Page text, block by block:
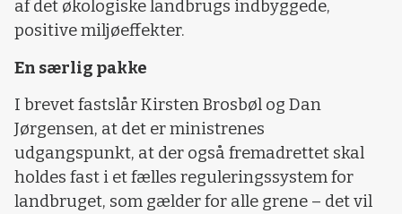
af det økologiske landbrugs indbyggede,
positive miljøeffekter.
En særlig pakke
I brevet fastslår Kirsten Brosbøl og Dan
Jørgensen, at det er ministrenes
udgangspunkt, at der også fremadrettet skal
holdes fast i et fælles reguleringssystem for
landbruget, som gælder for alle grene – det vil